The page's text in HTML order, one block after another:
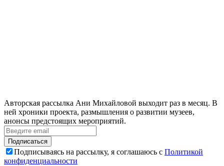
Авторская рассылка Ани Михайловой выходит раз в месяц. В
ней хроники проекта, размышления о развитии музеев,
анонсы предстоящих мероприятий.
Подписаться
Подписываясь на рассылку, я соглашаюсь с Политикой
конфиденциальности